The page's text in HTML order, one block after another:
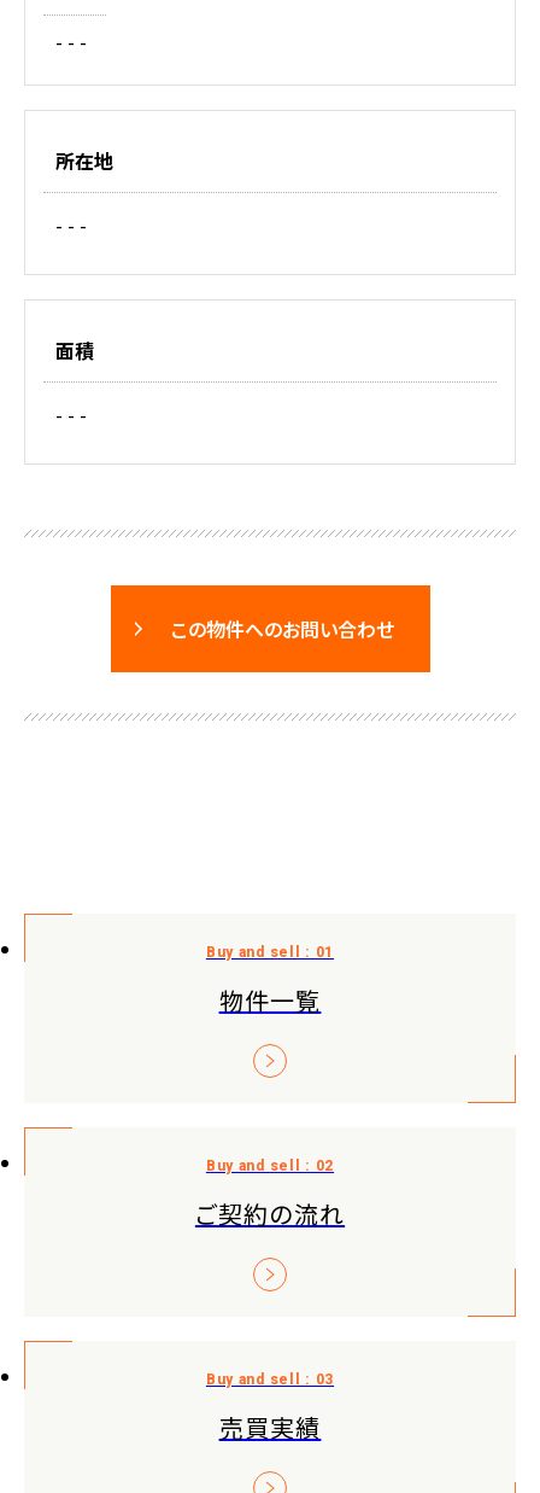
- - -
所在地
- - -
面積
- - -
この物件へのお問い合わせ
物件一覧
ご契約の流れ
売買実績